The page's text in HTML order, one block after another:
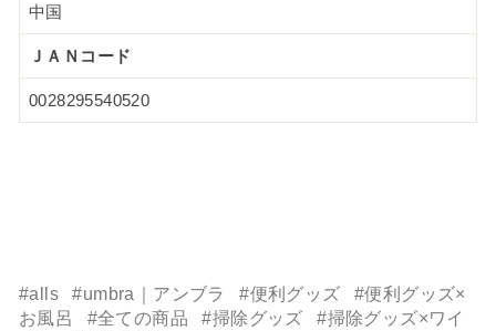
中国
ＪＡＮコード
0028295540520
#alls #umbra｜アンブラ #便利グッズ
#便利グッズ×
お風呂
#全ての商品 #掃除グッズ
#掃除グッズ×ワイ